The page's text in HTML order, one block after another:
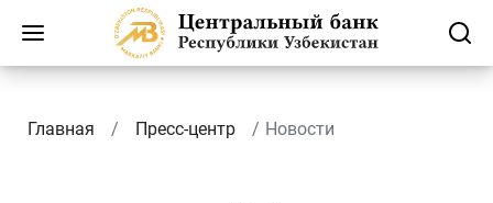
Главная Пресс-центр Новости